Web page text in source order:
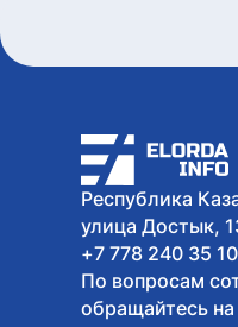
Республика
улица Достык,
+7 778 240 35 10
По вопросам
обращайтесь на